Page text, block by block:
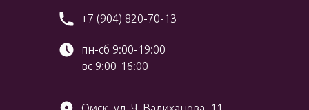
+7 (904) 820-70-13
пн-сб 9:00-19:00
вс 9:00-16:00